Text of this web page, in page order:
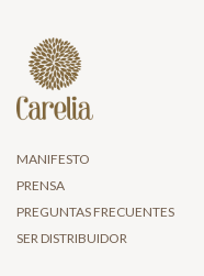
MANIFESTO
PRENSA
PREGUNTAS FRECUENTES
SER DISTRIBUIDOR